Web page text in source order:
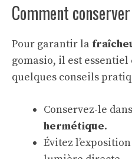
Comment
Pour garantir la
gomasio, il est essentiel
quelques conseils
Conservez-le
hermétique.
Évitez l’exposition